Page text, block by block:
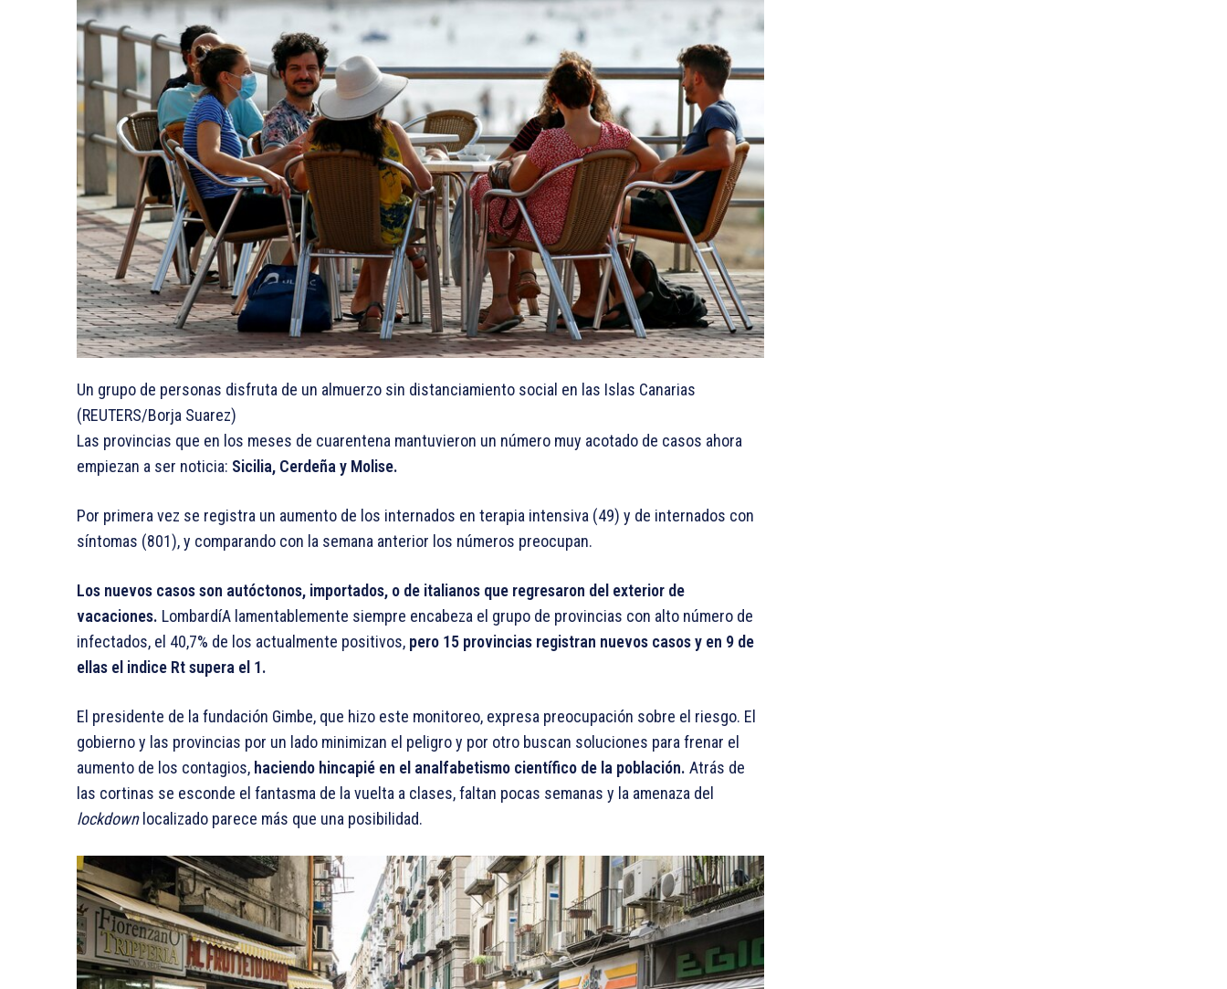
Un grupo de personas disfruta de un almuerzo sin distanciamiento social en las Islas Canarias
(REUTERS/Borja Suarez)
Las provincias que en los meses de cuarentena mantuvieron un número muy acotado de casos ahora
empiezan a ser noticia: Sicilia, Cerdeña y Molise.
Por primera vez se registra un aumento de los internados en terapia intensiva (49) y de internados con
síntomas (801), y comparando con la semana anterior los números preocupan.
Los nuevos casos son autóctonos, importados, o de italianos que regresaron del exterior de
vacaciones. LombardíA lamentablemente siempre encabeza el grupo de provincias con alto número de
infectados, el 40,7% de los actualmente positivos, pero 15 provincias registran nuevos casos y en 9 de
ellas el indice Rt supera el 1.
El presidente de la fundación Gimbe, que hizo este monitoreo, expresa preocupación sobre el riesgo. El
gobierno y las provincias por un lado minimizan el peligro y por otro buscan soluciones para frenar el
aumento de los contagios, haciendo hincapié en el analfabetismo científico de la población. Atrás de
las cortinas se esconde el fantasma de la vuelta a clases, faltan pocas semanas y la amenaza del
lockdown localizado parece más que una posibilidad.